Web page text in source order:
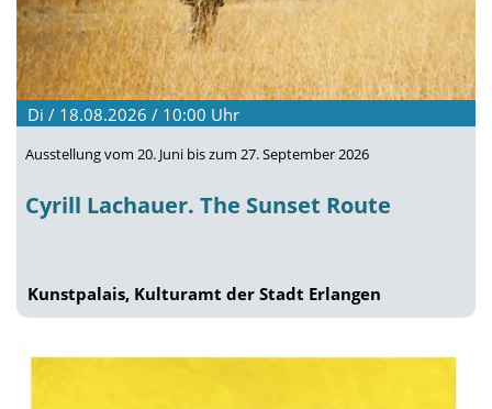
Di / 18.08.2026 / 10:00 Uhr
Ausstellung vom 20. Juni bis zum 27. September 2026
Cyrill Lachauer. The Sunset Route
Kunstpalais, Kulturamt der Stadt Erlangen